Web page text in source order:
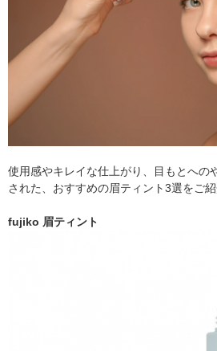
使用感やキレイな仕上がり、目もとへの
された、おすすめの眉ティント3選をご紹
fujiko 眉ティント